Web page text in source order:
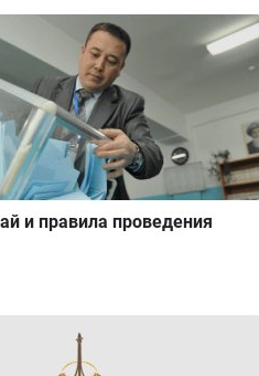
и правила проведения